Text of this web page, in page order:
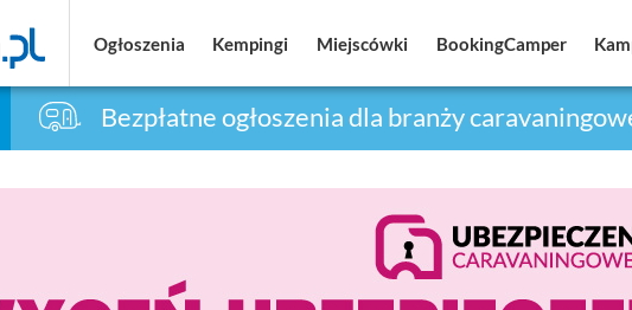
Ogłoszenia Kempingi Miejscówki BookingCamper
Bezpłatne ogłoszenia dla branży
Ogłoszenia Kempingi Miejscówki BookingCamper